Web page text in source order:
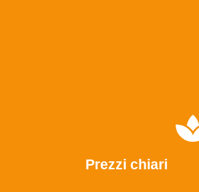
Prezzi chiari